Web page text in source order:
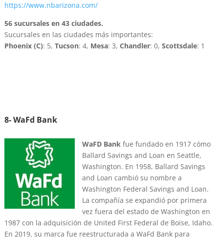
https://www.nbarizona.com/
56 sucursales en 43 ciudades.
Sucursales en las ciudades más importantes:
Phoenix (C): 5, Tucson: 4, Mesa: 3, Chandler: 0, Scottsdale: 1
8- WaFd Bank
WaFD Bankfue fundado en 1917 cómo
Ballard Savings and Loan en Seattle,
Washington. En 1958, Ballard Savings
and Loan cambió su nombre a
Washington Federal Savings and Loan.
La compañía se expandió por primera
vez fuera del estado de Washington en
1987 con la adquisición de United First Federal de Boise, Idaho.
En 2019, su marca fue reestructurada a WaFd Bank para